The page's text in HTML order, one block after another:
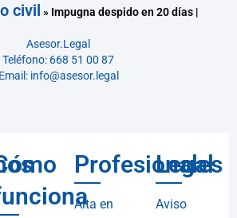
civil » Impugna despido en 20 días |
Asesor.Legal
Teléfono: 668 51 00 87
Email: info@asesor.legal
Profesionales
Alta en
Legal
Aviso